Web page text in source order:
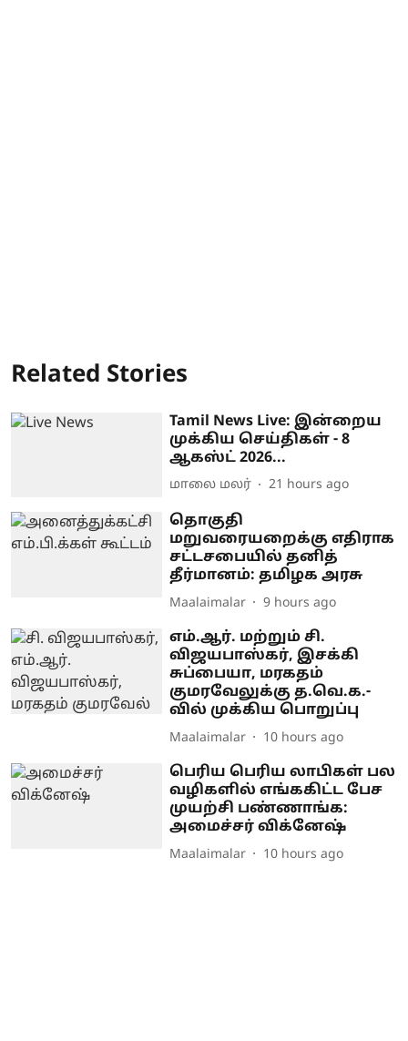
Related Stories
Tamil News Live: இன்றைய
முக்கிய செய்திகள் - 8
ஆகஸ்ட் 2026...
மாலை மலர் 21 hours ago
தொகுதி
மறுவரையறைக்கு எதிராக
சட்டசபையில் தனித்
தீர்மானம்: தமிழக அரசு
Maalaimalar 9 hours ago
எம்.ஆர். மற்றும் சி.
விஜயபாஸ்கர், இசக்கி
சுப்பையா, மரகதம்
குமரவேலுக்கு த.வெ.க.-
வில் முக்கிய பொறுப்பு
Maalaimalar 10 hours ago
பெரிய பெரிய லாபிகள் பல
வழிகளில் எங்ககிட்ட பேச
முயற்சி பண்ணாங்க:
அமைச்சர் விக்னேஷ்
Maalaimalar 10 hours ago